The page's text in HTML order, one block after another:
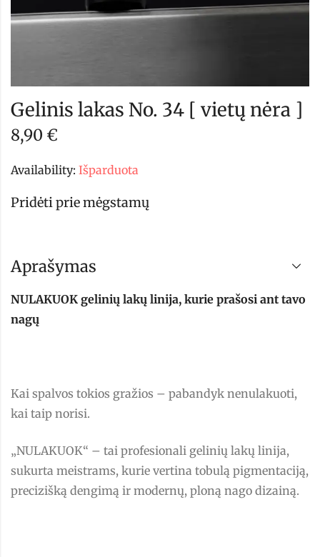
Gelinis lakas No. 34 [ vietų nėra ]
8,90 €
Availability: Išparduota
Pridėti prie mėgstamų
Aprašymas
NULAKUOK gelinių lakų linija, kurie prašosi ant tavo
nagų
Kai spalvos tokios gražios – pabandyk nenulakuoti,
kai taip norisi.
„NULAKUOK“ – tai profesionali gelinių lakų linija,
sukurta meistrams, kurie vertina tobulą pigmentaciją,
precizišką dengimą ir modernų, ploną nago dizainą.